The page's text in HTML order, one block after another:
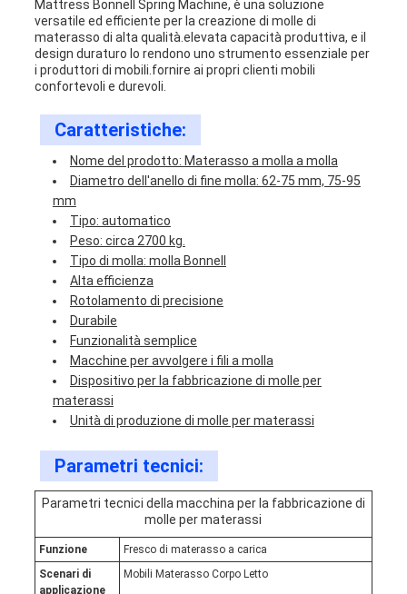
Mattress Bonnell Spring Machine, è una soluzione
versatile ed efficiente per la creazione di molle di
materasso di alta qualità.elevata capacità produttiva, e il
design duraturo lo rendono uno strumento essenziale per
i produttori di mobili.fornire ai propri clienti mobili
confortevoli e durevoli.
Caratteristiche:
Nome del prodotto: Materasso a molla a molla
Diametro dell'anello di fine molla: 62-75 mm, 75-95
mm
Tipo: automatico
Peso: circa 2700 kg.
Tipo di molla: molla Bonnell
Alta efficienza
Rotolamento di precisione
Durabile
Funzionalità semplice
Macchine per avvolgere i fili a molla
Dispositivo per la fabbricazione di molle per
materassi
Unità di produzione di molle per materassi
Parametri tecnici:
Parametri tecnici della macchina per la fabbricazione di
molle per materassi
Funzione
Fresco di materasso a carica
Scenari di
applicazione
Mobili Materasso Corpo Letto